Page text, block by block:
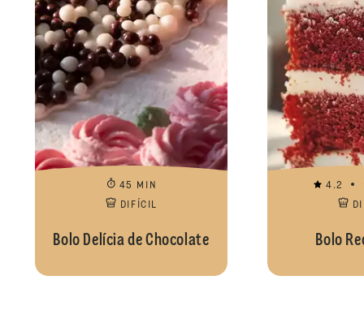
45 MIN
DIFÍCIL
Bolo Delícia de Chocolate
4.2
Bolo